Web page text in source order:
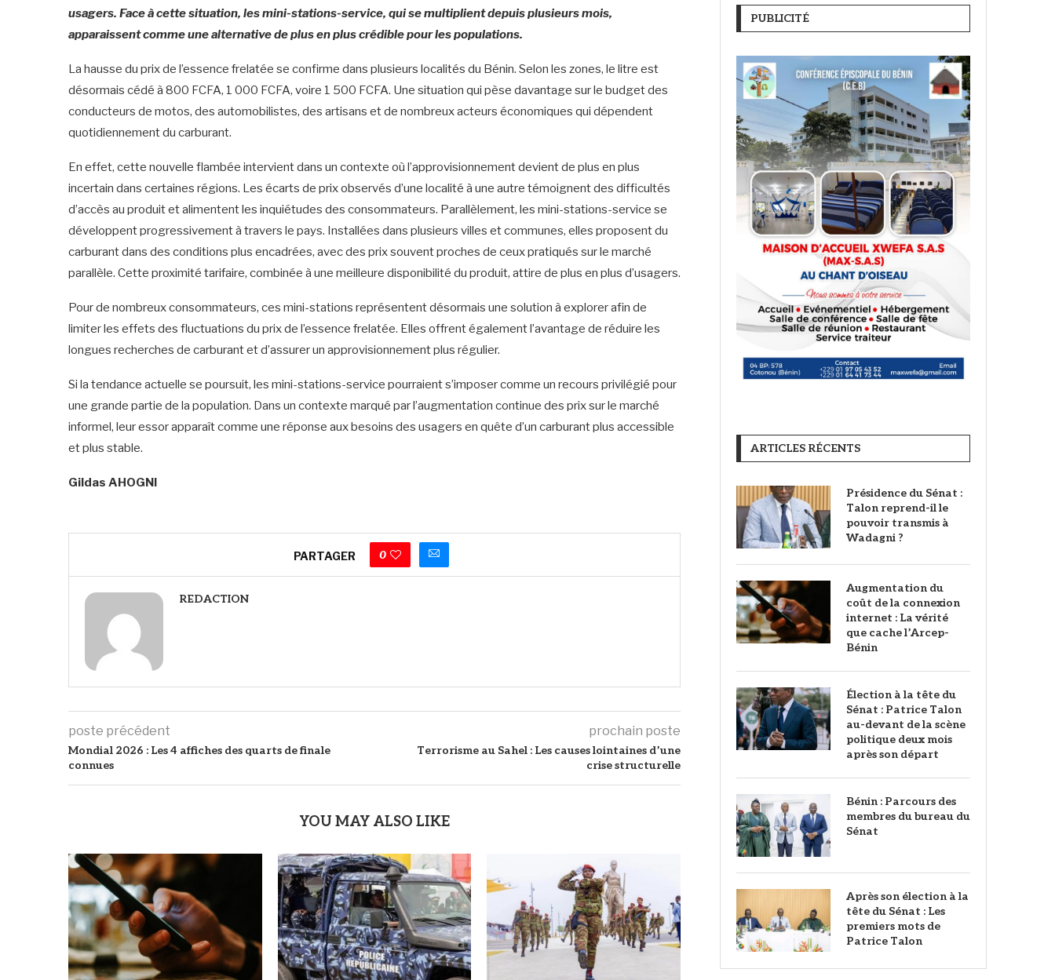
usagers. Face à cette situation, les mini-stations-service, qui se multiplient depuis plusieurs mois,
apparaissent comme une alternative de plus en plus crédible pour les populations.
La hausse du prix de l’essence frelatée se confirme dans plusieurs localités du Bénin. Selon les zones, le litre est
désormais cédé à 800 FCFA, 1 000 FCFA, voire 1 500 FCFA. Une situation qui pèse davantage sur le budget des
conducteurs de motos, des automobilistes, des artisans et de nombreux acteurs économiques qui dépendent
quotidiennement du carburant.
En effet, cette nouvelle flambée intervient dans un contexte où l’approvisionnement devient de plus en plus
incertain dans certaines régions. Les écarts de prix observés d’une localité à une autre témoignent des difficultés
d’accès au produit et alimentent les inquiétudes des consommateurs. Parallèlement, les mini-stations-service se
développent progressivement à travers le pays. Installées dans plusieurs villes et communes, elles proposent du
carburant dans des conditions plus encadrées, avec des prix souvent proches de ceux pratiqués sur le marché
parallèle. Cette proximité tarifaire, combinée à une meilleure disponibilité du produit, attire de plus en plus d’usagers.
Pour de nombreux consommateurs, ces mini-stations représentent désormais une solution à explorer afin de
limiter les effets des fluctuations du prix de l’essence frelatée. Elles offrent également l’avantage de réduire les
longues recherches de carburant et d’assurer un approvisionnement plus régulier.
Si la tendance actuelle se poursuit, les mini-stations-service pourraient s’imposer comme un recours privilégié pour
une grande partie de la population. Dans un contexte marqué par l’augmentation continue des prix sur le marché
informel, leur essor apparaît comme une réponse aux besoins des usagers en quête d’un carburant plus accessible
et plus stable.
Gildas AHOGNI
PARTAGER 0
REDACTION
poste précédent
Mondial 2026 : Les 4 affiches des quarts de finale
connues
prochain poste
Terrorisme au Sahel : Les causes lointaines d’une
crise structurelle
YOU MAY ALSO LIKE
PUBLICITÉ
ARTICLES RÉCENTS
Présidence du Sénat :
Talon reprend-il le
pouvoir transmis à
Wadagni ?
Augmentation du
coût de la connexion
internet : La vérité
que cache l’Arcep-
Bénin
Élection à la tête du
Sénat : Patrice Talon
au-devant de la scène
politique deux mois
après son départ
Bénin : Parcours des
membres du bureau du
Sénat
Après son élection à la
tête du Sénat : Les
premiers mots de
Patrice Talon